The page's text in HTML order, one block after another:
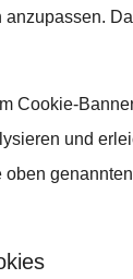
Cookie-
und